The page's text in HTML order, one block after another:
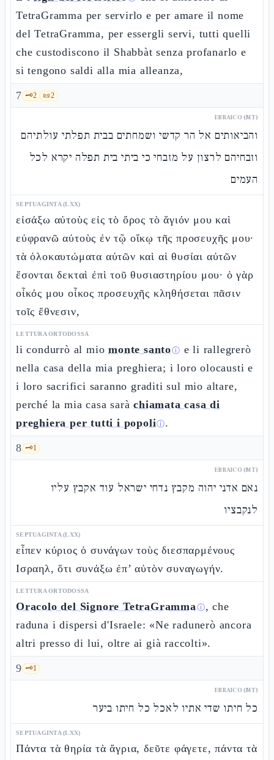
TetraGramma per servirlo e per amare il nome
del TetraGramma, per essergli servi, tutti quelli
che custodiscono il Shabbàt senza profanarlo e
si tengono saldi alla mia alleanza,
7 🗝️2 📜2
EBRAICO (MT)
והביאותים אל הר קדשי ושמחתים בבית תפלתי עולתיהם
וזבחיהם לרצון על מזבחי כי ביתי בית תפלה יקרא לכל
העמים
SEPTUAGINTA (LXX)
εἰσάξω αὐτοὺς εἰς τὸ ὄρος τὸ ἅγιόν μου καὶ
εὐφρανῶ αὐτοὺς ἐν τῷ οἴκῳ τῆς προσευχῆς μου·
τὰ ὁλοκαυτώματα αὐτῶν καὶ αἱ θυσίαι αὐτῶν
ἔσονται δεκταὶ ἐπὶ τοῦ θυσιαστηρίου μου· ὁ γὰρ
οἶκός μου οἶκος προσευχῆς κληθήσεται πᾶσιν
τοῖς ἔθνεσιν,
LETTURA ORTODOSSA
li condurrò al miomonte santoⓘ e li rallegrerò
nella casa della mia preghiera; i loro olocausti e
i loro sacrifici saranno graditi sul mio altare,
perché la mia casa saràchiamata casa di
preghiera per tutti i popoliⓘ.
8 🗝️1
EBRAICO (MT)
נאם אדני יהוה מקבץ נדחי ישראל עוד אקבץ עליו
לנקבציו
SEPTUAGINTA (LXX)
εἶπεν κύριος ὁ συνάγων τοὺς διεσπαρμένους
Ισραηλ, ὅτι συνάξω ἐπ’ αὐτὸν συναγωγήν.
LETTURA ORTODOSSA
Oracolo del Signore TetraGrammaⓘ, che
raduna i dispersi d'Israele: «Ne radunerò ancora
altri presso di lui, oltre ai già raccolti».
9 🗝️1
EBRAICO (MT)
כל חיתו שדי אתיו לאכל כל חיתו ביער
SEPTUAGINTA (LXX)
Πάντα τὰ θηρία τὰ ἄγρια, δεῦτε φάγετε, πάντα τὰ